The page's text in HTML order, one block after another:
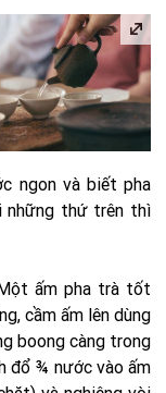
ngon và biết pha
những thứ trên thì
ấm pha trà tốt
cầm ấm lên dùng
boong càng trong
đổ ¾ nước vào ấm